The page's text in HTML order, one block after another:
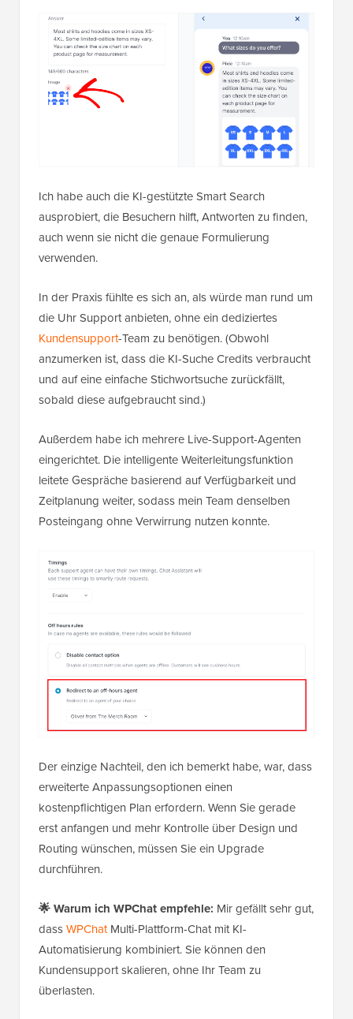
Ich habe auch die KI-gestützte Smart Search
ausprobiert, die Besuchern hilft, Antworten zu finden,
auch wenn sie nicht die genaue Formulierung
verwenden.
In der Praxis fühlte es sich an, als würde man rund um
die Uhr Support anbieten, ohne ein dediziertes
Kundensupport-Team zu benötigen. (Obwohl
anzumerken ist, dass die KI-Suche Credits verbraucht
und auf eine einfache Stichwortsuche zurückfällt,
sobald diese aufgebraucht sind.)
Außerdem habe ich mehrere Live-Support-Agenten
eingerichtet. Die intelligente Weiterleitungsfunktion
leitete Gespräche basierend auf Verfügbarkeit und
Zeitplanung weiter, sodass mein Team denselben
Posteingang ohne Verwirrung nutzen konnte.
Der einzige Nachteil, den ich bemerkt habe, war, dass
erweiterte Anpassungsoptionen einen
kostenpflichtigen Plan erfordern. Wenn Sie gerade
erst anfangen und mehr Kontrolle über Design und
Routing wünschen, müssen Sie ein Upgrade
durchführen.
🌟Warum ich WPChat empfehle: Mir gefällt sehr gut,
dassWPChatMulti-Plattform-Chat mit KI-
Automatisierung kombiniert. Sie können den
Kundensupport skalieren, ohne Ihr Team zu
überlasten.